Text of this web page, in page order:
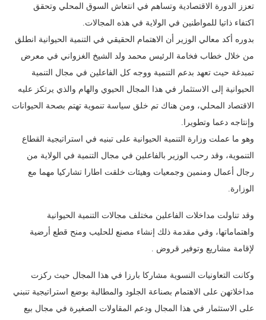
تعزز الدورة الاقتصادية وتساهم في انتعاش السوق المحلي وتحقق
اكتفاء ذاتيا للمواطنين في الولاية في هذه المجالات.
بدوره أكد معالي الوزير أن الاهتمام الحقيقي في التنمية الحيوانية انطلق
من خلال خطاب فخامة الرئيس محمد ولد الشيخ الغزواني في معرض
تمبدغة حيث تعهد بدعم التنمية ووجه كل الفاعلين في مجال التنمية
الحيوانية إلى الاستثمار في هذا المجال الحيوي والهام والذي يرتكز عليه
الاقتصاد المحلي، ومن هناك تم خلق سياسة تنموية تهتم بصحة الحيوانات
وإنتاجه دعما وتطويرا.
وهو ما عملت وزارة التنمية الحيوانية على تبنيه في استراتيجية القطاع
التنموية، وقد رحب الوزير بالفاعلين في مجال التنمية في الولاية من
رجال أعمال ومنمين وجمعيات وهيئات خلقت اطارا تشاركيا مهما مع
الوزارة.
وقد تناولت مداخلات الفاعلين مختلف مجالات التنمية الحيوانية
واهتماماتها، وفي مقدمة ذلك إنشاء مصنع للحليب ومنح قطع أرضية
لإقامة مشاريع وتوفير قروض .
وكانت التعاونيات النسوية مشاركا بارزا في هذا المجال حيث ركزت
مداخلاتهن على الاهتمام بصناعة الجلود والمطالبة بوضع استراتيجية تنبني
على الاستثمار في هذا المجال ودعم المقاولات الصغيرة في مجال بيع